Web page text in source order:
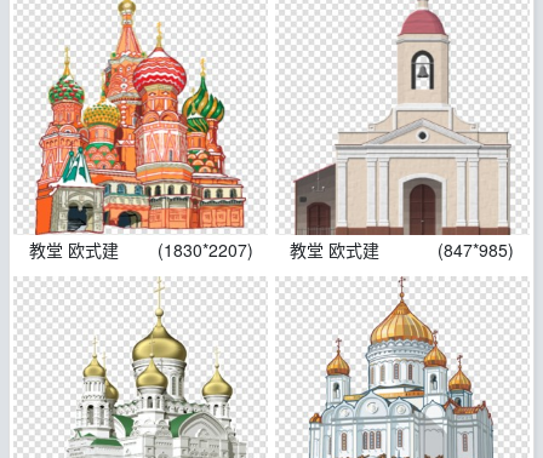
教堂 欧式建 (1830*2207) 教堂 欧式建 (847*985)